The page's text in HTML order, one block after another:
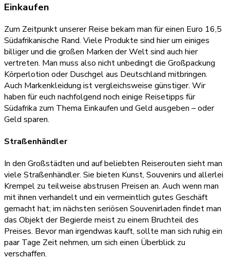
Einkaufen
Zum Zeitpunkt unserer Reise bekam man für einen Euro 16,5
Südafrikanische Rand. Viele Produkte sind hier um einiges
billiger und die großen Marken der Welt sind auch hier
vertreten. Man muss also nicht unbedingt die Großpackung
Körperlotion oder Duschgel aus Deutschland mitbringen.
Auch Markenkleidung ist vergleichsweise günstiger. Wir
haben für euch nachfolgend noch einige Reisetipps für
Südafrika zum Thema Einkaufen und Geld ausgeben – oder
Geld sparen.
Straßenhändler
In den Großstädten und auf beliebten Reiserouten sieht man
viele Straßenhändler. Sie bieten Kunst, Souvenirs und allerlei
Krempel zu teilweise abstrusen Preisen an. Auch wenn man
mit ihnen verhandelt und ein vermeintlich gutes Geschäft
gemacht hat; im nächsten seriösen Souvenirladen findet man
das Objekt der Begierde meist zu einem Bruchteil des
Preises. Bevor man irgendwas kauft, sollte man sich ruhig ein
paar Tage Zeit nehmen, um sich einen Überblick zu
verschaffen.